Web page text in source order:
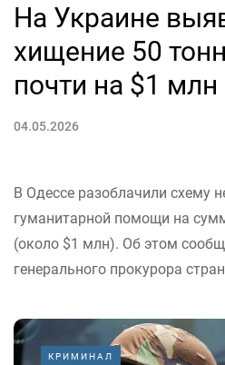
На Украине
хищение 50
почти на $1 млн
04.05.2026
В Одессе разоблачили схему
гуманитарной помощи на
(около $1 млн). Об этом
генерального прокурора
КРИМИНАЛ